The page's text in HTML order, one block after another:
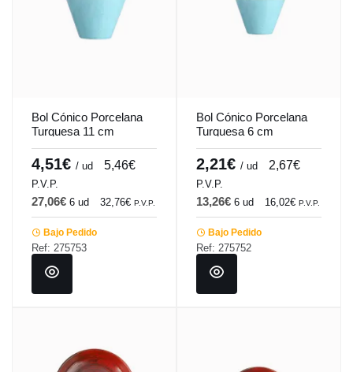
Bol Cónico Porcelana
Turquesa 11 cm
Seasons Porland
4,51€ / ud 5,46€
P.V.P.
27,06€ 6 ud 32,76€ P.V.P.
Bajo Pedido
Ref: 275753
Bol Cónico Porcelana
Turquesa 6 cm
Seasons Porland
2,21€ / ud 2,67€
P.V.P.
13,26€ 6 ud 16,02€ P.V.P.
Bajo Pedido
Ref: 275752